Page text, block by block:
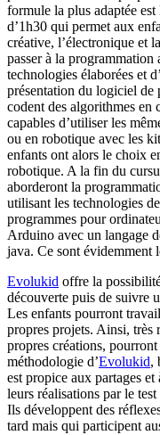
formule la plus adaptée
d’1h30 qui permet aux
créative, l’électronique et
passer à la programmation
technologies élaborées et
présentation du logiciel de
codent des algorithmes en
capables d’utiliser les
ou en robotique avec les
enfants ont alors le choix
robotique. A la fin du
aborderont la
utilisant les technologies
programmes pour
Arduino avec un langage
java. Ce sont évidemment
Evolukid offre la
découverte puis de suivre
Les enfants pourront
propres projets. Ainsi, très
propres créations,
méthodologie d’Evolukid,
est propice aux partages
leurs réalisations par le
Ils développent des
tard mais qui participent